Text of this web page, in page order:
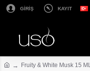
GİRİŞ KAYIT
Fruity & White Musk 15 ML